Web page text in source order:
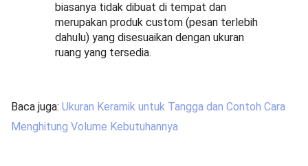
biasanya tidak dibuat di tempat dan
merupakan produk custom (pesan terlebih
dahulu) yang disesuaikan dengan ukuran
ruang yang tersedia.
Baca juga: Ukuran Keramik untuk Tangga dan Contoh Cara
Menghitung Volume Kebutuhannya